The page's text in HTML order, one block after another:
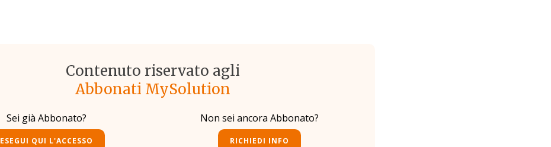
Contenuto riservato agli
Abbonati MySolution
Sei già Abbonato?
ESEGUI QUI L'ACCESSO
Non sei ancora Abbonato?
RICHIEDI INFO